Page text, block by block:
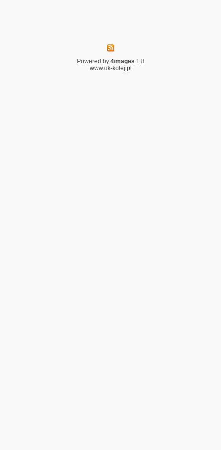
Powered by 4images 1.8
www.ok-kolej.pl